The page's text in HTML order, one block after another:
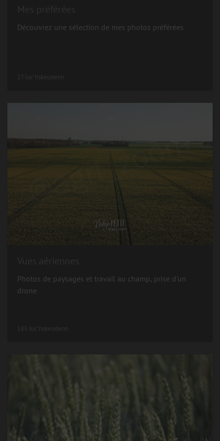
Découvrez une sélection de mes photos préférées
27 luc'hskeudenn
Photos de paysages et travail au champ, prise d'un
drone
185 luc'hskeudenn